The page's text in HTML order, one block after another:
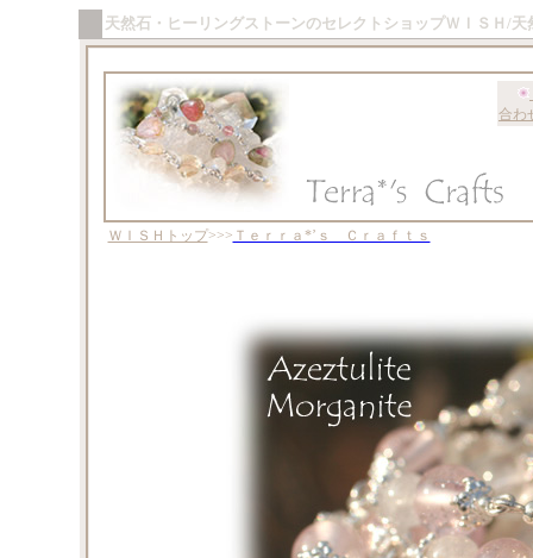
天然石・ヒーリングストーンのセレクトショップＷＩＳＨ/
合わ
ＷＩＳＨトップ>>> Ｔｅｒｒａ*’ｓ Ｃｒａｆｔｓ